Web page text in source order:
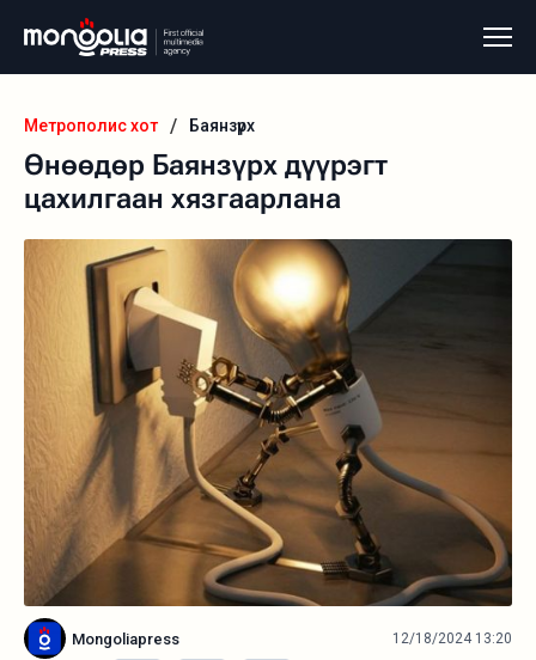
Метрополис хот / Баянзүрх
Өнөөдөр Баянзүрх дүүрэгт
цахилгаан хязгаарлана
Mongoliapress 12/18/2024 13:20